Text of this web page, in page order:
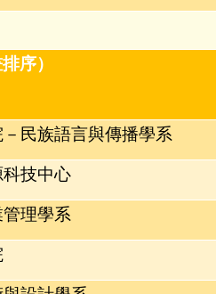
序）
民族語言與傳播學系
技中心
理學系